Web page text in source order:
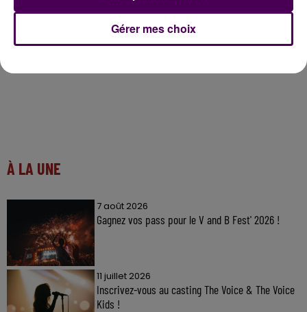
À LA UNE
7 août 2026
Gagnez vos pass pour le V and B Fest' 2026 !
11 juillet 2026
Inscrivez-vous au casting The Voice & The Voice
Kids !
Gérer mes choix